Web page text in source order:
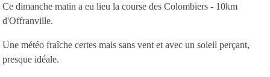
Ce dimanche matin a eu lieu la course des Colombiers - 10km
d'Offranville.
Une météo fraîche certes mais sans vent et avec un soleil perçant,
presque idéale.